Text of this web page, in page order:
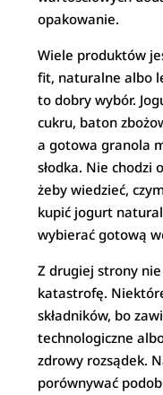
opakowanie.
Wiele produktów
fit, naturalne albo
to dobry wybór.
cukru, baton
a gotowa granola
słodka. Nie chodzi
żeby wiedzieć,
kupić jogurt
wybierać gotową
Z drugiej strony nie
katastrofę.
składników, bo
technologiczne
zdrowy rozsądek.
porównywać